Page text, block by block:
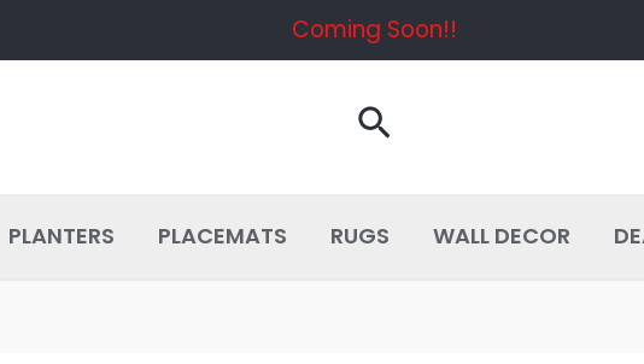
Coming Soon!!
Search
PLANTERS PLACEMATS RUGS WALL DECOR